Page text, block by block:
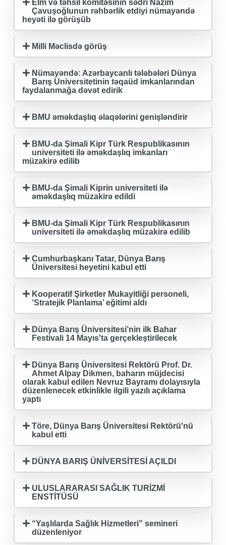
Elm və təhsil komitəsinin sədri Nazım
Çavuşoğlunun rəhbərlik etdiyi nümayəndə
heyəti ilə görüşüb
Milli Məclisdə görüş
Nümayəndə: Azərbaycanlı tələbələri Dünya
Barış Universitetinin təqaüd imkanlarından
faydalanmağa dəvət edirik
BMU əməkdaşlıq əlaqələrini genişləndirir
BMU-da Şimali Kipr Türk Respublikasının
universiteti ilə əməkdaşlıq imkanları
müzakirə edilib
BMU-da Şimali Kiprin universiteti ilə
əməkdaşlıq müzakirə edildi
BMU-da Şimali Kipr Türk Respublikasının
universiteti ilə əməkdaşlıq müzakirə edilib
Cumhurbaşkanı Tatar, Dünya Barış
Üniversitesi heyetini kabul etti
Kooperatif Şirketler Mukayitliği personeli,
‘Stratejik Planlama’ eğitimi aldı
Dünya Barış Üniversitesi’nin ilk Bahar
Festivali 14 Mayıs'ta gerçekleştirilecek
Dünya Barış Üniversitesi Rektörü Prof. Dr.
Ahmet Alpay Dikmen, baharın müjdecisi
olarak kabul edilen Nevruz Bayramı dolayısıyla
düzenlenecek etkinlikle ilgili yazılı açıklama
yaptı
Töre, Dünya Barış Üniversitesi Rektörü'nü
kabul etti
DÜNYA BARIŞ ÜNİVERSİTESİ AÇILDI
ULUSLARARASI SAĞLIK TURİZMİ
ENSTİTÜSÜ
“Yaşlılarda Sağlık Hizmetleri” semineri
düzenleniyor